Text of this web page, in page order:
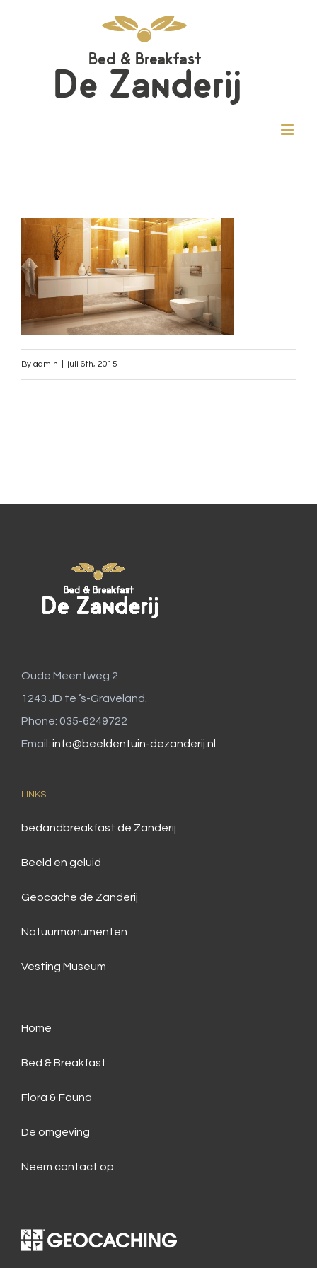
By admin juli 6th, 2015
Oude Meentweg 2
1243 JD te ’s-Graveland.
Phone: 035-6249722
Email: info@beeldentuin-dezanderij.nl
LINKS
bedandbreakfast de Zanderij
Beeld en geluid
Geocache de Zanderij
Natuurmonumenten
Vesting Museum
Home
Bed & Breakfast
Flora & Fauna
De omgeving
Neem contact op